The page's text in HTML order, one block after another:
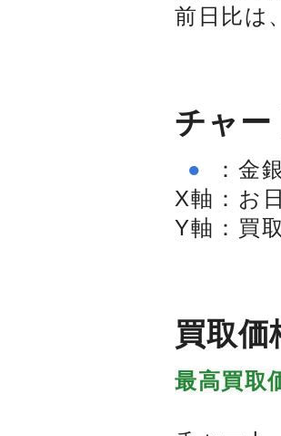
前日比は
チャー
● ： 金
X軸 ： お
Y軸 ： 買
買取価
最高買取